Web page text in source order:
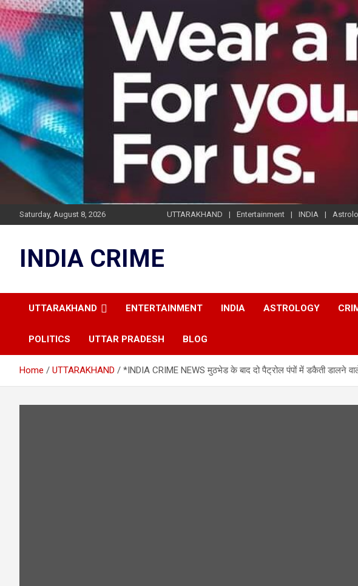
Skip
to
content
Saturday, August 8, 2026 UTTARAKHAND Entertainment INDIA
INDIA CRIME
UTTARAKHAND ENTERTAINMENT INDIA ASTROLOGY
POLITICS UTTAR PRADESH BLOG
Home UTTARAKHAND *INDIA CRIME NEWS मुठभेड के बाद दो पैट्रोल पंपों में डकैती डालने